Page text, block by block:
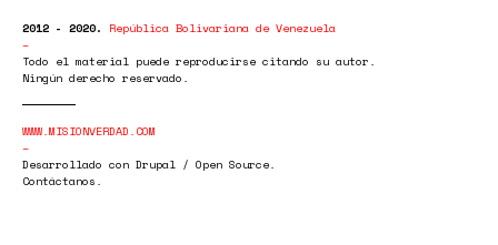
2012 - 2020. República Bolivariana de Venezuela
Todo el material puede reproducirse citando su autor.
Ningún derecho reservado.
WWW.MISIONVERDAD.COM
Desarrollado con Drupal / Open Source.
Contáctanos.